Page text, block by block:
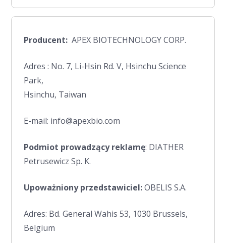
Producent: APEX BIOTECHNOLOGY CORP.
Adres : No. 7, Li-Hsin Rd. V, Hsinchu Science
Park,
Hsinchu, Taiwan
E-mail: info@apexbio.com
Podmiot prowadzący reklamę: DIATHER
Petrusewicz Sp. K.
Upoważniony przedstawiciel:OBELIS S.A.
Adres: Bd. General Wahis 53, 1030 Brussels,
Belgium